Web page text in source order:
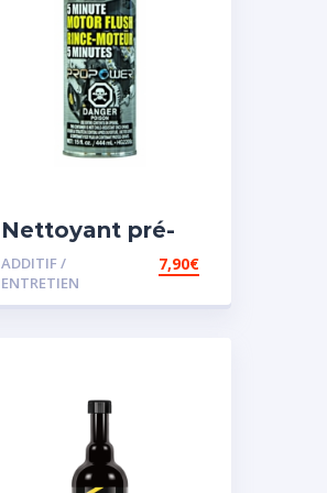
Nettoyant pré-
vidange
ADDITIF /
ENTRETIEN
7,90€